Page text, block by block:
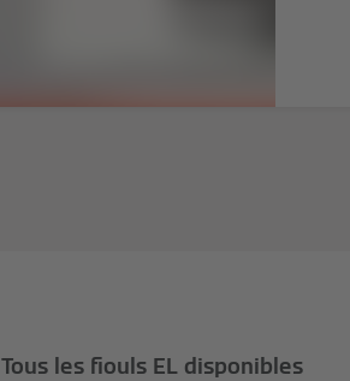
Tous les fiouls EL disponibles